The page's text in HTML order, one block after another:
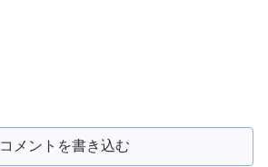
コメントを書き込む